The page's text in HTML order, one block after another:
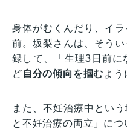
身体がむくんだり、イ
前。坂梨さんは、そう
録して、「生理3日前に
ど自分の傾向を掴むよう
また、不妊治療中とい
と不妊治療の両立」につ